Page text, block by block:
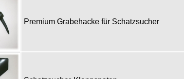
Premium Grabehacke für Schatzsucher